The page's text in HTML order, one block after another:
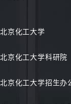
北京化工大学
北京化工大学科研院
北京化工大学招生办